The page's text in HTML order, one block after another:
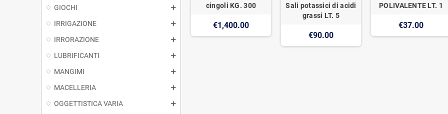
GIOCHI
IRRIGAZIONE
IRRORAZIONE
LUBRIFICANTI
MANGIMI
MACELLERIA
OGGETTISTICA VARIA
cingoli KG. 300
€1,400.00
Sali potassici di acidi
grassi LT. 5
€90.00
POLIVALENTE LT. 1
€37.00